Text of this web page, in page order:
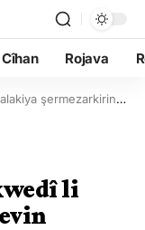
Cîhan Rojava
Em xwedî li şaredariyên xwe derkevin
li